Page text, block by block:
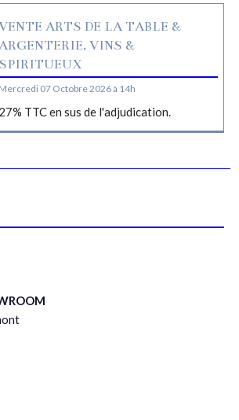
ARTS DE LA TABLE &
VINS &
SPIRITUEUX
Mercredi 07 Octobre 2026 à 14h
27% TTC en sus de l'adjudication.